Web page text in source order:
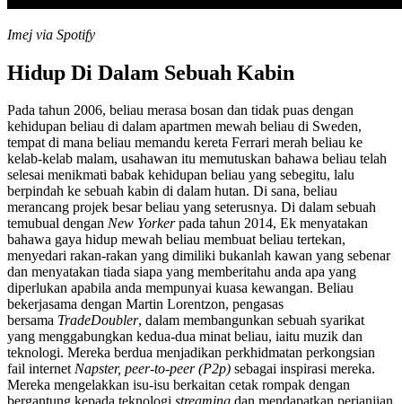
Imej via Spotify
Hidup Di Dalam Sebuah Kabin
Pada tahun 2006, beliau merasa bosan dan tidak puas dengan
kehidupan beliau di dalam apartmen mewah beliau di Sweden,
tempat di mana beliau memandu kereta Ferrari merah beliau ke
kelab-kelab malam, usahawan itu memutuskan bahawa beliau telah
selesai menikmati babak kehidupan beliau yang sebegitu, lalu
berpindah ke sebuah kabin di dalam hutan. Di sana, beliau
merancang projek besar beliau yang seterusnya. Di dalam sebuah
temubual dengan New Yorkerpada tahun 2014, Ek menyatakan
bahawa gaya hidup mewah beliau membuat beliau tertekan,
menyedari rakan-rakan yang dimiliki bukanlah kawan yang sebenar
dan menyatakan tiada siapa yang memberitahu anda apa yang
diperlukan apabila anda mempunyai kuasa kewangan. Beliau
bekerjasama dengan Martin Lorentzon, pengasas
bersama TradeDoubler, dalam membangunkan sebuah syarikat
yang menggabungkan kedua-dua minat beliau, iaitu muzik dan
teknologi. Mereka berdua menjadikan perkhidmatan perkongsian
fail internetNapster, peer-to-peer (P2p) sebagai inspirasi mereka.
Mereka mengelakkan isu-isu berkaitan cetak rompak dengan